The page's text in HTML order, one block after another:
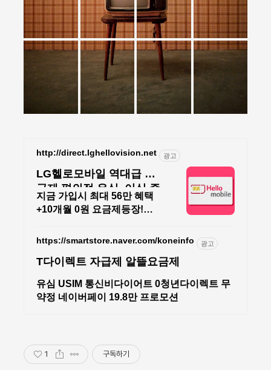
http://direct.lghellovision.net 광고
LG헬로모바일 역대급 요
금제 편의점 유심, 이심 즉
시개통
지금 가입시 최대 56만 혜택
+10개월 0원 요금제등장!
https://smartstore.naver.com/koneinfo 광고
T다이렉트 자급제 알뜰요금제
유심 USIM 통신비다이어트 0청년다이렉트 무
약정 네이버페이 19.8만 프로모션
1 구독하기